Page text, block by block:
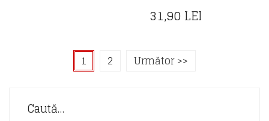
34,00 LEI.
31,90 LEI
1 2 Următor >>
Caută…